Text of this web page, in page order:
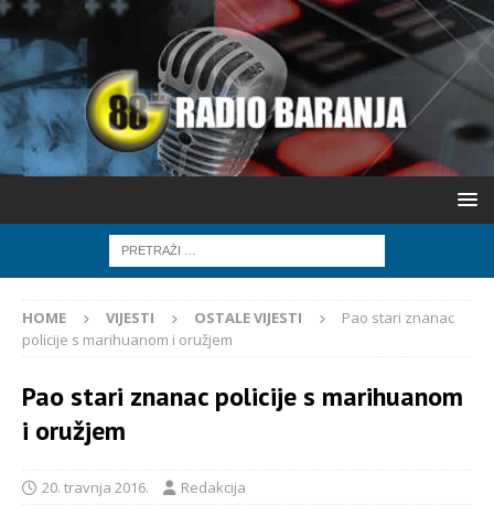
HOME VIJESTI OSTALE VIJESTI
Pao stari znanac
policije s marihuanom i oružjem
Pao stari znanac policije s marihuanom
i oružjem
20. travnja 2016. Redakcija